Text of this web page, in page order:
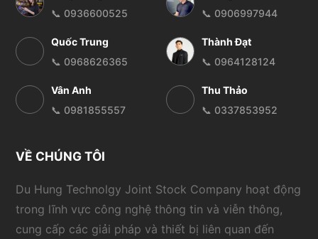
📞 0936600525
📞 0906997944
Quốc Trung
📞 0968626365
Thành Đạt
📞 0964128124
Vân Anh
📞 0981855557
Thu Thảo
📞 0337853952
VỀ CHÚNG TÔI
Du Hung Technolgy Joint Stock Company hoạt động
trong lĩnh vực công nghệ thông tin và viễn thông,
cung cấp các giải pháp và thiết bị liên quan đến